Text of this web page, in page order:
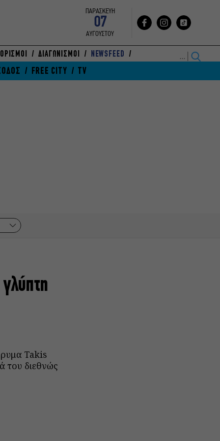
ΠΑΡΑΣΚΕΥΗ
07
ΑΥΓΟΥΣΤΟΥ
ΔΙΑΓΩΝΙΣΜΟΙ NEWSFEED
FREE CITY TV
Takis
του διεθνώς